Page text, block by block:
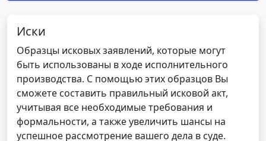
Иски
Образцы исковых заявлений, которые могут
быть использованы в ходе исполнительного
производства. С помощью этих образцов Вы
сможете составить правильный исковой акт,
учитывая все необходимые требования и
формальности, а также увеличить шансы на
успешное рассмотрение вашего дела в суде.